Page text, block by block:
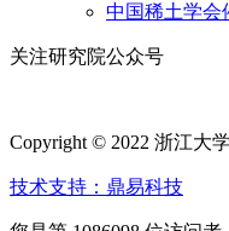
中国稀土学会
关注研究院公众号
Copyright © 2022 浙江大
技术支持：鼎易科技